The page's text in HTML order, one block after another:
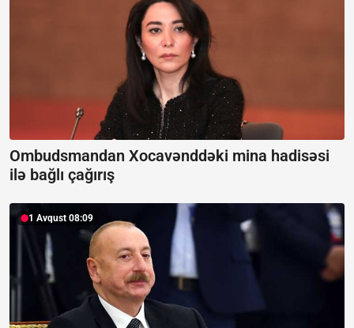
Ombudsmandan Xocavənddəki mina hadisəsi
ilə bağlı çağırış
1 Avqust 08:09